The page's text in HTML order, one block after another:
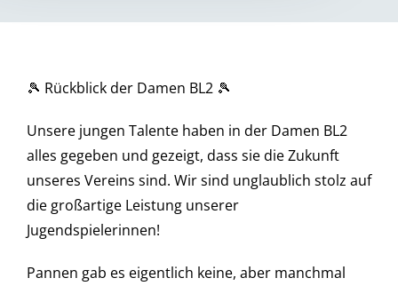
🎾 Rückblick der Damen BL2 🎾
Unsere jungen Talente haben in der Damen BL2
alles gegeben und gezeigt, dass sie die Zukunft
unseres Vereins sind. Wir sind unglaublich stolz auf
die großartige Leistung unserer
Jugendspielerinnen!
Pannen gab es eigentlich keine, aber manchmal